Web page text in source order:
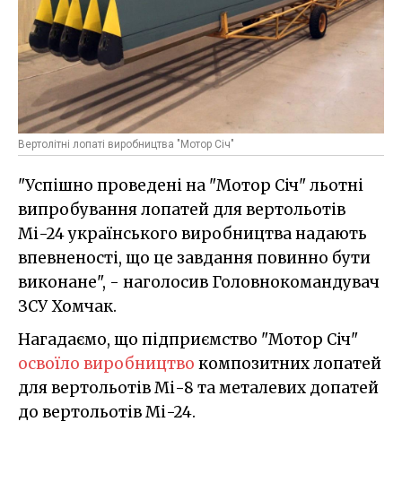
Вертолітні лопаті виробництва "Мотор Січ"
"Успішно проведені на "Мотор Січ" льотні
випробування лопатей для вертольотів
Мі-24 українського виробництва надають
впевненості, що це завдання повинно бути
виконане", - наголосив Головнокомандувач
ЗСУ Хомчак.
Нагадаємо, що підприємство "Мотор Січ"
освоїло виробництво композитних лопатей
для вертольотів Мі-8 та металевих допатей
до вертольотів Мі-24.